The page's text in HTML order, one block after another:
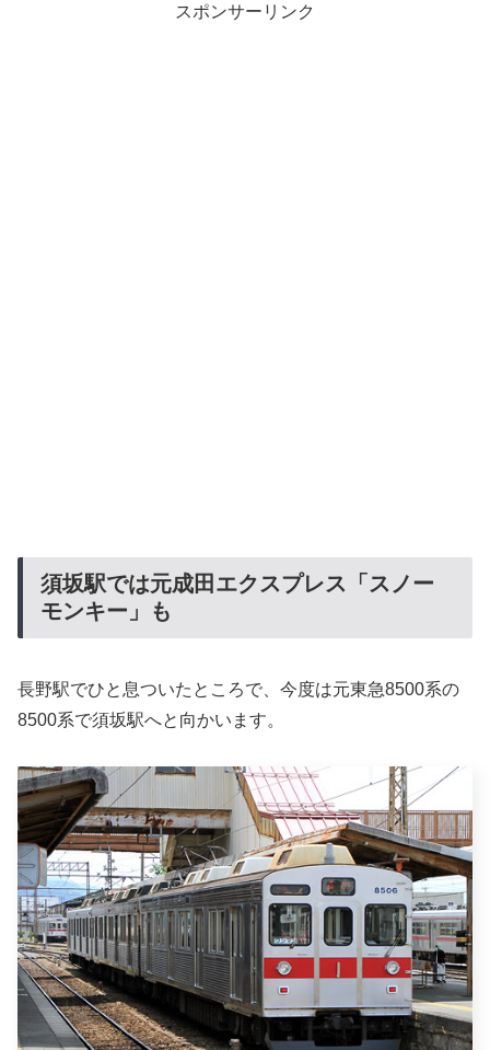
スポンサーリンク
須坂駅では元成田エクスプレス「スノー
モンキー」も
長野駅でひと息ついたところで、今度は元東急8500系の
8500系で須坂駅へと向かいます。